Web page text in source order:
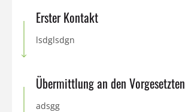
Erster Kontakt
lsdglsdgn
Übermittlung an den Vorgesetzten
adsgg